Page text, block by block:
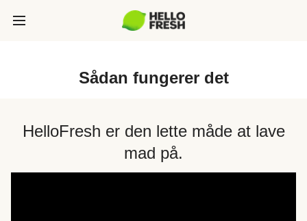
Sådan fungerer det
HelloFresh er den lette måde at lave
mad på.